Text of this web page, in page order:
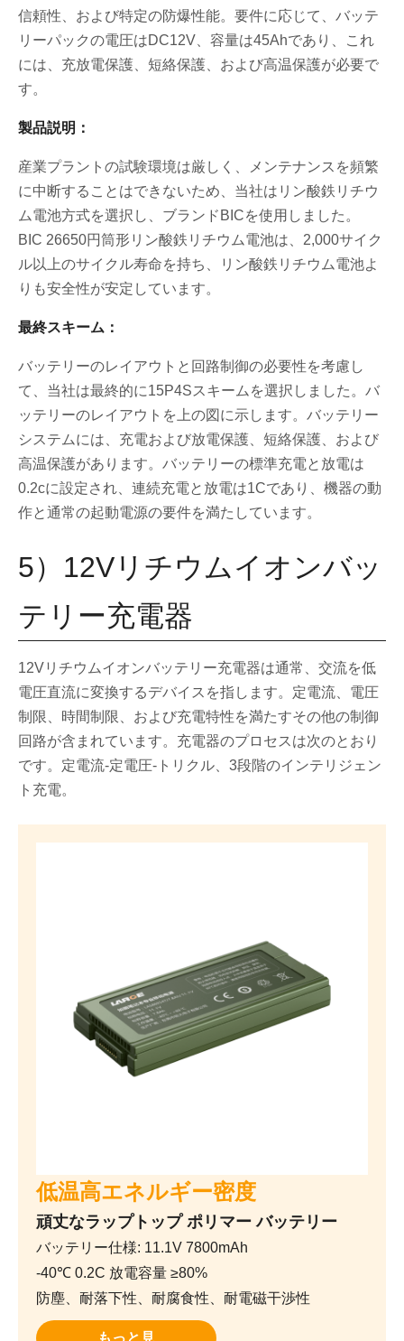
信頼性、および特定の防爆性能。要件に応じて、バッテ
リーパックの電圧はDC12V、容量は45Ahであり、これ
には、充放電保護、短絡保護、および高温保護が必要で
す。
製品説明：
産業プラントの試験環境は厳しく、メンテナンスを頻繁
に中断することはできないため、当社はリン酸鉄リチウ
ム電池方式を選択し、ブランドBICを使用しました。
BIC 26650円筒形リン酸鉄リチウム電池は、2,000サイク
ル以上のサイクル寿命を持ち、リン酸鉄リチウム電池よ
りも安全性が安定しています。
最終スキーム：
バッテリーのレイアウトと回路制御の必要性を考慮し
て、当社は最終的に15P4Sスキームを選択しました。バ
ッテリーのレイアウトを上の図に示します。バッテリー
システムには、充電および放電保護、短絡保護、および
高温保護があります。バッテリーの標準充電と放電は
0.2cに設定され、連続充電と放電は1Cであり、機器の動
作と通常の起動電源の要件を満たしています。
5）12Vリチウムイオンバッ
テリー充電器
12Vリチウムイオンバッテリー充電器は通常、交流を低
電圧直流に変換するデバイスを指します。定電流、電圧
制限、時間制限、および充電特性を満たすその他の制御
回路が含まれています。充電器のプロセスは次のとおり
です。定電流-定電圧-トリクル、3段階のインテリジェン
ト充電。
低温高エネルギー密度
頑丈なラップトップ ポリマー バッテリー
バッテリー仕様: 11.1V 7800mAh
-40℃ 0.2C 放電容量 ≥80%
防塵、耐落下性、耐腐食性、耐電磁干渉性
もっと見